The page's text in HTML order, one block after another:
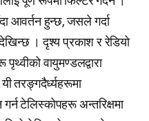
आवर्तन हुन्छ, जसले गर्दा
। दृश्य प्रकाश र रेडियो
वायुमण्डलद्वारा
तरङ्गदैर्ध्यहरूमा
टेलिस्कोपहरू अन्तरिक्षमा